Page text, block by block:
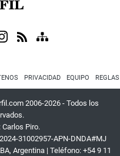
PRIVACIDAD EQUIPO
2006-2026 - Todos los
Piro.
31002957-APN-DNDA#MJ
Argentina | Teléfono: +54 9 11